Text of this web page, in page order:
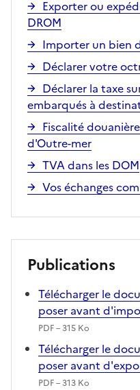
Exporter ou
DROM
Importer un bien
Déclarer votre
Déclarer la taxe
embarqués à
Fiscalité
d'Outre-mer
TVA dans les DOM
Vos échanges
Publications
Télécharger le
poser avant
PDF – 315 Ko
Télécharger le
poser avant
PDF – 313 Ko